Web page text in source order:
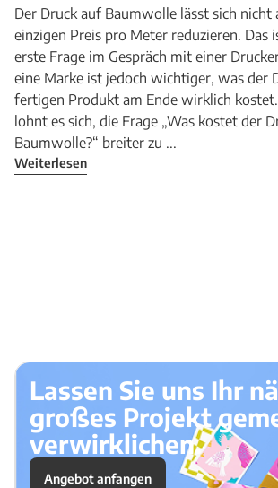
Der Druck auf Baumwolle lässt sich nicht
einzigen Preis pro Meter reduzieren. Das
erste Frage im Gespräch mit einer
eine Marke ist jedoch wichtiger, was der
fertigen Produkt am Ende wirklich
lohnt es sich, die Frage „Was kostet der
Baumwolle?“ breiter zu ...
Weiterlesen
Lassen Sie uns Ihr
großes Projekt
verwirklichen.
Angebot anfangen